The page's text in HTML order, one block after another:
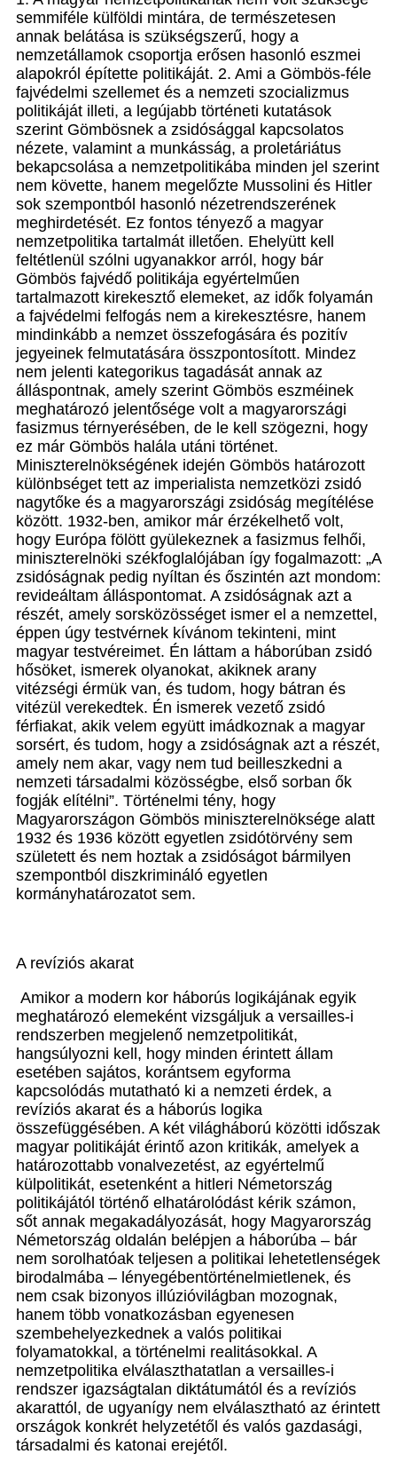
semmiféle külföldi mintára, de természetesen
annak belátása is szükségszerű, hogy a
nemzetállamok csoportja erősen hasonló eszmei
alapokról építette politikáját. 2. Ami a Gömbös-féle
fajvédelmi szellemet és a nemzeti szocializmus
politikáját illeti, a legújabb történeti kutatások
szerint Gömbösnek a zsidósággal kapcsolatos
nézete, valamint a munkásság, a proletáriátus
bekapcsolása a nemzetpolitikába minden jel szerint
nem követte, hanem megelőzte Mussolini és Hitler
sok szempontból hasonló nézetrendszerének
meghirdetését. Ez fontos tényező a magyar
nemzetpolitika tartalmát illetően. Ehelyütt kell
feltétlenül szólni ugyanakkor arról, hogy bár
Gömbös fajvédő politikája egyértelműen
tartalmazott kirekesztő elemeket, az idők folyamán
a fajvédelmi felfogás nem a kirekesztésre, hanem
mindinkább a nemzet összefogására és pozitív
jegyeinek felmutatására összpontosított. Mindez
nem jelenti kategorikus tagadását annak az
álláspontnak, amely szerint Gömbös eszméinek
meghatározó jelentősége volt a magyarországi
fasizmus térnyerésében, de le kell szögezni, hogy
ez már Gömbös halála utáni történet.
Miniszterelnökségének idején Gömbös határozott
különbséget tett az imperialista nemzetközi zsidó
nagytőke és a magyarországi zsidóság megítélése
között. 1932-ben, amikor már érzékelhető volt,
hogy Európa fölött gyülekeznek a fasizmus felhői,
miniszterelnöki székfoglalójában így fogalmazott: „A
zsidóságnak pedig nyíltan és őszintén azt mondom:
revideáltam álláspontomat. A zsidóságnak azt a
részét, amely sorsközösséget ismer el a nemzettel,
éppen úgy testvérnek kívánom tekinteni, mint
magyar testvéreimet. Én láttam a háborúban zsidó
hősöket, ismerek olyanokat, akiknek arany
vitézségi érmük van, és tudom, hogy bátran és
vitézül verekedtek. Én ismerek vezető zsidó
férfiakat, akik velem együtt imádkoznak a magyar
sorsért, és tudom, hogy a zsidóságnak azt a részét,
amely nem akar, vagy nem tud beilleszkedni a
nemzeti társadalmi közösségbe, első sorban ők
fogják elítélni”. Történelmi tény, hogy
Magyarországon Gömbös miniszterelnöksége alatt
1932 és 1936 között egyetlen zsidótörvény sem
született és nem hoztak a zsidóságot bármilyen
szempontból diszkrimináló egyetlen
kormányhatározatot sem.
A revíziós akarat
Amikor a modern kor háborús logikájának egyik
meghatározó elemeként vizsgáljuk a versailles-i
rendszerben megjelenő nemzetpolitikát,
hangsúlyozni kell, hogy minden érintett állam
esetében sajátos, korántsem egyforma
kapcsolódás mutatható ki a nemzeti érdek, a
revíziós akarat és a háborús logika
összefüggésében. A két világháború közötti időszak
magyar politikáját érintő azon kritikák, amelyek a
határozottabb vonalvezetést, az egyértelmű
külpolitikát, esetenként a hitleri Németország
politikájától történő elhatárolódást kérik számon,
sőt annak megakadályozását, hogy Magyarország
Németország oldalán belépjen a háborúba – bár
nem sorolhatóak teljesen a politikai lehetetlenségek
birodalmába – lényegébentörténelmietlenek, és
nem csak bizonyos illúzióvilágban mozognak,
hanem több vonatkozásban egyenesen
szembehelyezkednek a valós politikai
folyamatokkal, a történelmi realitásokkal. A
nemzetpolitika elválaszthatatlan a versailles-i
rendszer igazságtalan diktátumától és a revíziós
akarattól, de ugyanígy nem elválasztható az érintett
országok konkrét helyzetétől és valós gazdasági,
társadalmi és katonai erejétől.